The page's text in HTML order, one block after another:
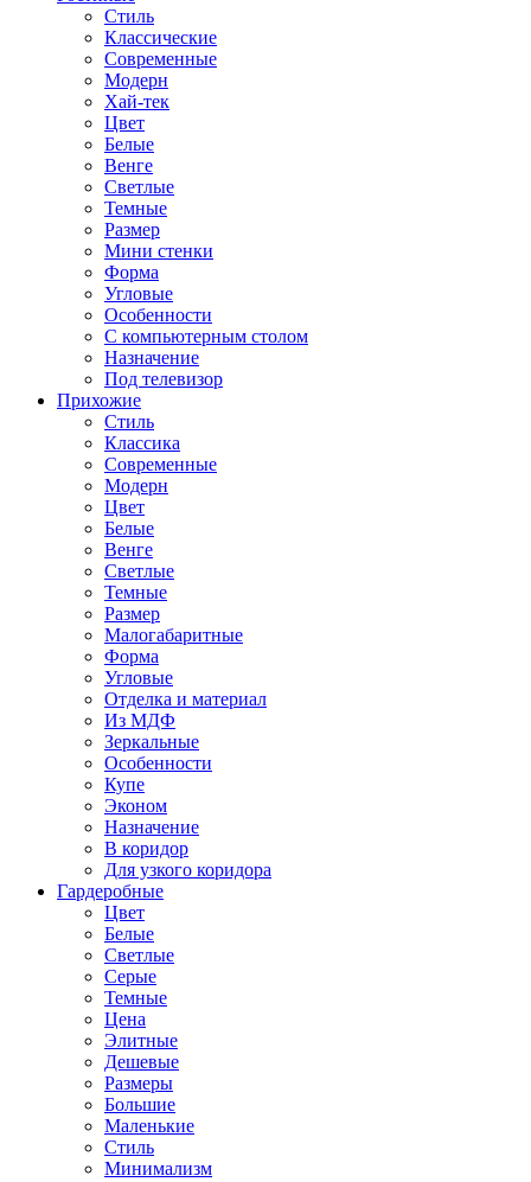
Стиль
Классические
Современные
Модерн
Хай-тек
Цвет
Белые
Венге
Светлые
Темные
Размер
Мини стенки
Форма
Угловые
Особенности
С компьютерным столом
Назначение
Под телевизор
Прихожие
Стиль
Классика
Современные
Модерн
Цвет
Белые
Венге
Светлые
Темные
Размер
Малогабаритные
Форма
Угловые
Отделка и материал
Из МДФ
Зеркальные
Особенности
Купе
Эконом
Назначение
В коридор
Для узкого коридора
Гардеробные
Цвет
Белые
Светлые
Серые
Темные
Цена
Элитные
Дешевые
Размеры
Большие
Маленькие
Стиль
Минимализм